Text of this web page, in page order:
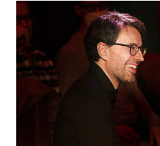
Show larger version for: